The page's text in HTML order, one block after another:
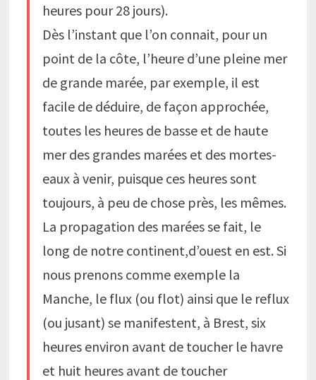
heures pour 28 jours).
Dès l’instant que l’on connait, pour un
point de la côte, l’heure d’une pleine mer
de grande marée, par exemple, il est
facile de déduire, de façon approchée,
toutes les heures de basse et de haute
mer des grandes marées et des mortes-
eaux à venir, puisque ces heures sont
toujours, à peu de chose près, les mêmes.
La propagation des marées se fait, le
long de notre continent,d’ouest en est. Si
nous prenons comme exemple la
Manche, le flux (ou flot) ainsi que le reflux
(ou jusant) se manifestent, à Brest, six
heures environ avant de toucher le havre
et huit heures avant de toucher